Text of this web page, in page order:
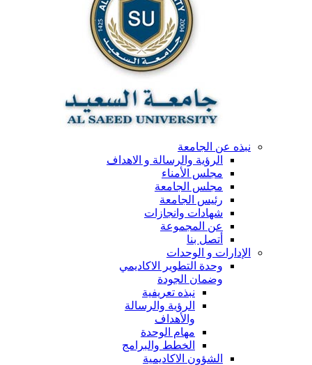
نبذه عن الجامعة
الرؤية والرسالة و الاهداف
مجلس الأمناء
مجلس الجامعة
رئيس الجامعة
شهادات وانجازات
عن المجموعة
أتصل بنا
الإدارات و الوحدات
وحدة التطوير الاكاديمي
وضمان الجودة
نبذه تعريفية
الرؤية والرسالة
والأهداف
مهام الوحدة
الخطط والبرامج
الشؤون الاكاديمية